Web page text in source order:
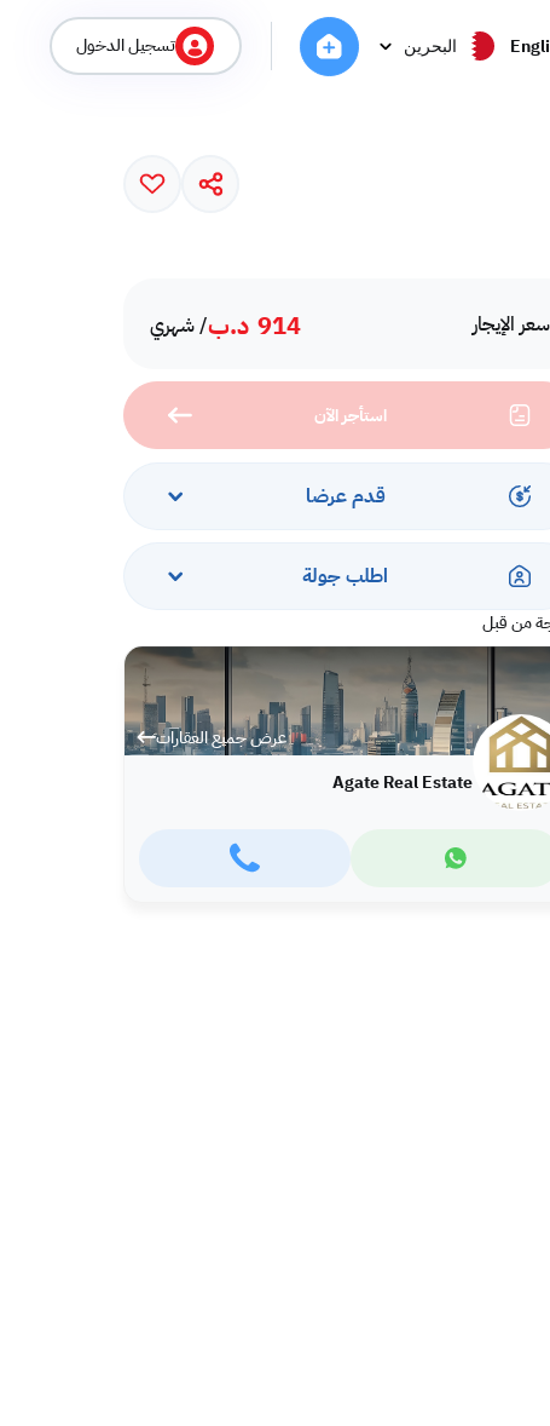
البحرين تسجيل الدخول
سعر الإيجار 914 د.ب/ شهري
استأجر الآن
قدم عرضا
اطلب جولة
من قبل
عرض جميع العقارات
Agate Real Estate